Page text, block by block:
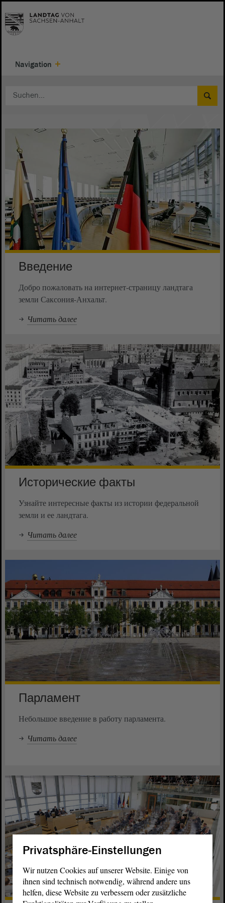
Navigation
Введение
Добро пожаловать на интернет-страницу ландтага
земли Саксония-Анхальт.
Читать далее
Исторические факты
Узнайте интересные факты из истории федеральной
земли и ее ландтага.
Читать далее
Парламент
Небольшое введение в работу парламента.
Читать далее
Privatsphäre-Einstellungen
Wir nutzen Cookies auf unserer Website. Einige von
ihnen sind technisch notwendig, während andere uns
helfen, diese Website zu verbessern oder zusätzliche